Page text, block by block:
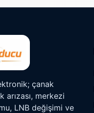
çanak
arızası, merkezi
LNB değişimi ve